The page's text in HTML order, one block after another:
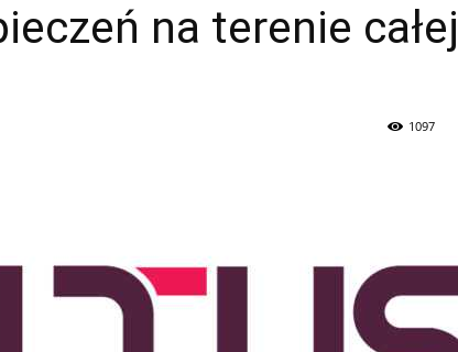
na terenie całej
1097